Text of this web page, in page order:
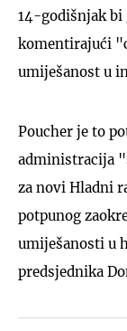
14-godišnjak bi
komentirajući
umiješanost u
Poucher je to
administracija
za novi Hladni
potpunog
umiješanosti u
predsjednika